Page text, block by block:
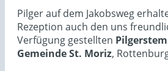
Pilger auf dem Jakobsweg
Rezeption auch den uns
Verfügung gestellten
Gemeinde St. Moriz,